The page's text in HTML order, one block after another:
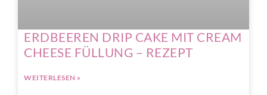
ERDBEEREN DRIP CAKE MIT CREAM
CHEESE FÜLLUNG – REZEPT
WEITERLESEN »